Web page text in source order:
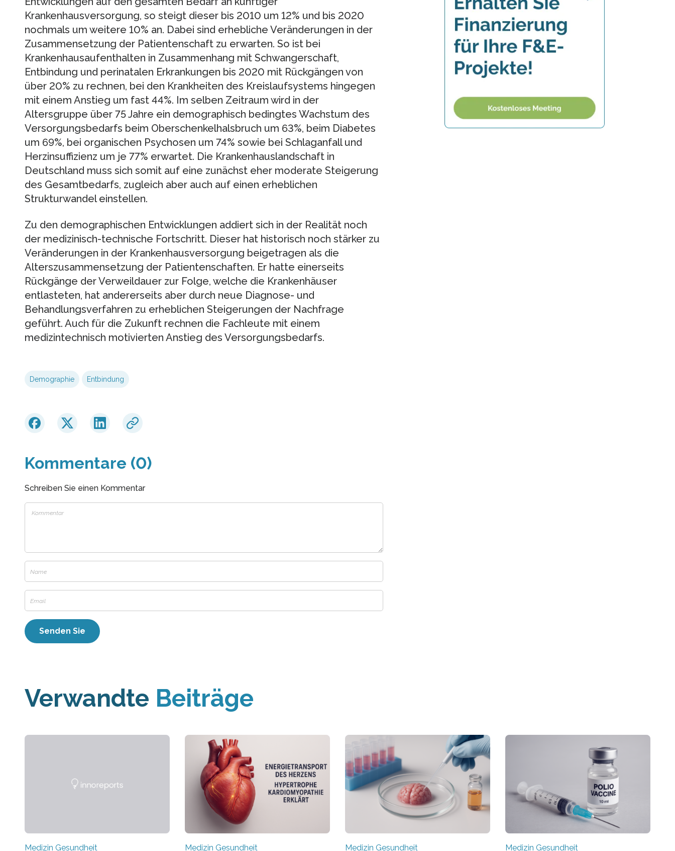
Krankenhausversorgung, so steigt dieser bis 2010 um 12% und bis 2020
nochmals um weitere 10% an. Dabei sind erhebliche Veränderungen in der
Zusammensetzung der Patientenschaft zu erwarten. So ist bei
Krankenhausaufenthalten in Zusammenhang mit Schwangerschaft,
Entbindung und perinatalen Erkrankungen bis 2020 mit Rückgängen von
über 20% zu rechnen, bei den Krankheiten des Kreislaufsystems hingegen
mit einem Anstieg um fast 44%. Im selben Zeitraum wird in der
Altersgruppe über 75 Jahre ein demographisch bedingtes Wachstum des
Versorgungsbedarfs beim Oberschenkelhalsbruch um 63%, beim Diabetes
um 69%, bei organischen Psychosen um 74% sowie bei Schlaganfall und
Herzinsuffizienz um je 77% erwartet. Die Krankenhauslandschaft in
Deutschland muss sich somit auf eine zunächst eher moderate Steigerung
des Gesamtbedarfs, zugleich aber auch auf einen erheblichen
Strukturwandel einstellen.
Zu den demographischen Entwicklungen addiert sich in der Realität noch
der medizinisch-technische Fortschritt. Dieser hat historisch noch stärker zu
Veränderungen in der Krankenhausversorgung beigetragen als die
Alterszusammensetzung der Patientenschaften. Er hatte einerseits
Rückgänge der Verweildauer zur Folge, welche die Krankenhäuser
entlasteten, hat andererseits aber durch neue Diagnose- und
Behandlungsverfahren zu erheblichen Steigerungen der Nachfrage
geführt. Auch für die Zukunft rechnen die Fachleute mit einem
medizintechnisch motivierten Anstieg des Versorgungsbedarfs.
Demographie Entbindung
Kommentare (0)
Schreiben Sie einen Kommentar
Verwandte Beiträge
Medizin Gesundheit Medizin Gesundheit Medizin Gesundheit Medizin Gesundheit